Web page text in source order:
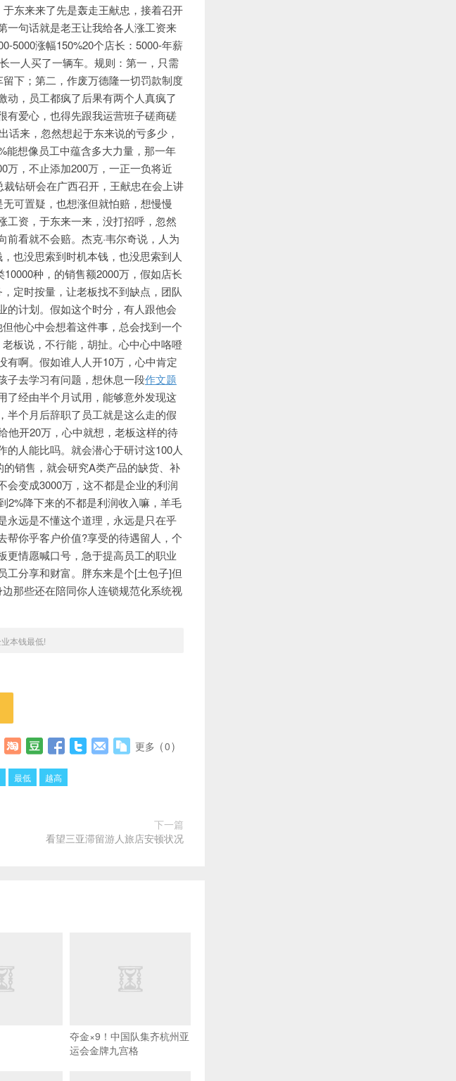
东来来了先是轰走王献忠，接着召开
一句话就是老王让我给各人涨工资来
5000涨幅150%20个店长：5000-年薪
一人买了一辆车。规则：第一，只需
下；第二，作废万德隆一切罚款制度
动，员工都疯了后果有两个人真疯了
有爱心，也得先跟我运营班子磋商磋
话来，忽然想起于东来说的亏多少，
能想像员工中蕴含多大力量，那一年
万，不止添加200万，一正一负将近
钻研会在广西召开，王献忠在会上讲
可置疑，也想涨但就怕赔，想慢慢
工资，于东来一来，没打招呼，忽然
看就不会赔。杰克·韦尔奇说，人为
也没思索到时机本钱，也没思索到人
种，的销售额2000万，假如店长
定时按量，让老板找不到缺点，团队
的计划。假如这个时分，有人跟他会
他心中会想着这件事，总会找到一个
板说，不行能，胡扯。心中心中咯噔
有啊。假如谁人人开10万，心中肯定
子去学习有问题，想休息一段作文题
了经由半个月试用，能够意外发现这
半个月后辞职了员工就是这么走的假
他开20万，心中就想，老板这样的待
人能比吗。就会潜心于研讨这100人
销售，就会研究A类产品的缺货、补
会变成3000万，这不都是企业的利润
2%降下来的不都是利润收入嘛，羊毛
永远是不懂这个道理，永远是只在乎
帮你乎客户价值?享受的待遇留人，个
更情愿喊口号，急于提高员工的职业
工分享和财富。胖东来是个[土包子]但
那些还在陪同你人连锁规范化系统视
本钱最低!
更多 (0)
最低 越高
下一篇
看望三亚滞留游人旅店安顿状况
夺金×9！中国队集齐杭州亚
运会金牌九宫格